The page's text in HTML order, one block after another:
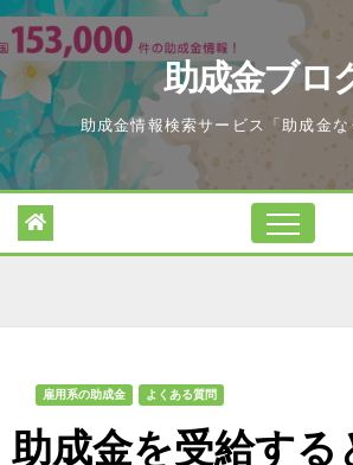
Skip
to
content
助成金ブロ
助成金情報検索サービス「助成金
雇用系の助成金 よくある質問
助成金を受給する